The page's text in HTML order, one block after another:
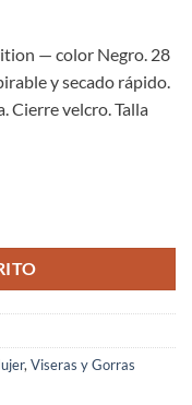
— color Negro. 28
y secado rápido.
Cierre velcro. Talla
, Viseras y Gorras